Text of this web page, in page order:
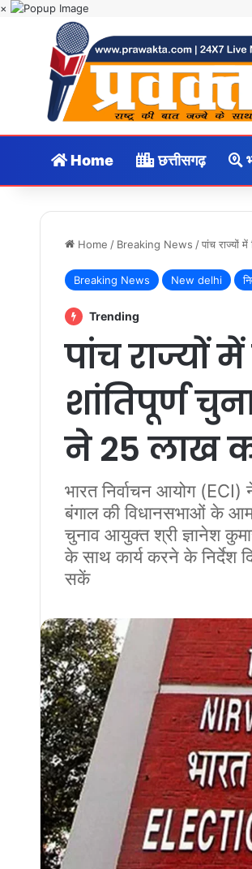
×
Home छत्तीसगढ़
Home / Breaking News / पांच राज्यों
Breaking News New delhi
Trending
पांच राज्यों
शांतिपूर्ण
ने 25 लाख
भारत निर्वाचन आयोग
बंगाल की विधानसभाओं के आम
चुनाव आयुक्त श्री ज्ञानेश
के साथ कार्य करने के निर्देश
सकें